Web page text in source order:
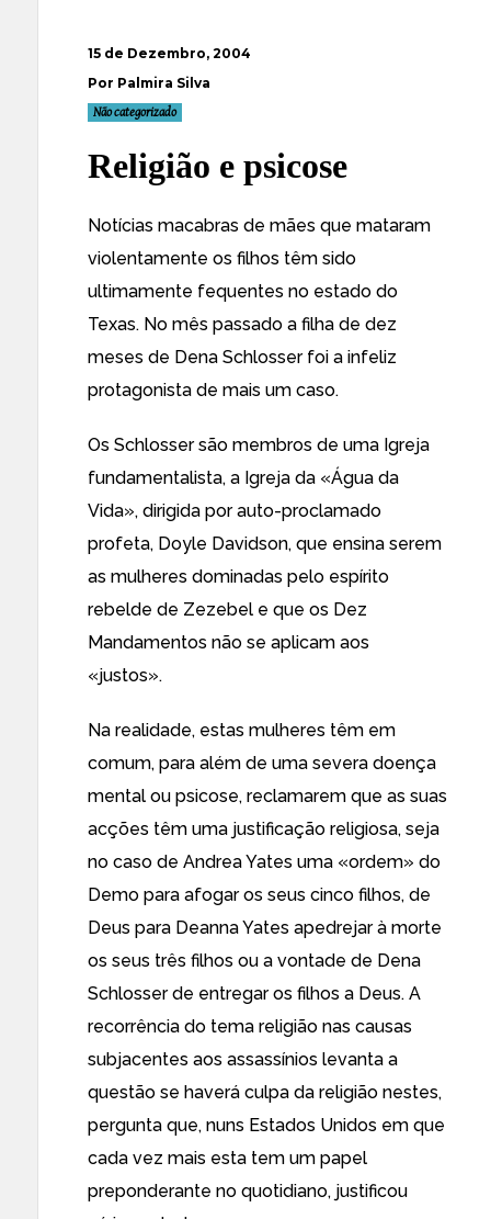
15 de Dezembro, 2004
Por Palmira Silva
Não categorizado
Religião e psicose
Notícias macabras de mães que mataram
violentamente os filhos têm sido
ultimamente fequentes no estado do
Texas. No mês passado a filha de dez
meses de Dena Schlosser foi a infeliz
protagonista de mais um caso.
Os Schlosser são membros de uma Igreja
fundamentalista, a Igreja da «Água da
Vida», dirigida por auto-proclamado
profeta, Doyle Davidson, que ensina serem
as mulheres dominadas pelo espírito
rebelde de Zezebel e que os Dez
Mandamentos não se aplicam aos
«justos».
Na realidade, estas mulheres têm em
comum, para além de uma severa doença
mental ou psicose, reclamarem que as suas
acções têm uma justificação religiosa, seja
no caso de Andrea Yates uma «ordem» do
Demo para afogar os seus cinco filhos, de
Deus para Deanna Yates apedrejar à morte
os seus três filhos ou a vontade de Dena
Schlosser de entregar os filhos a Deus. A
recorrência do tema religião nas causas
subjacentes aos assassínios levanta a
questão se haverá culpa da religião nestes,
pergunta que, nuns Estados Unidos em que
cada vez mais esta tem um papel
preponderante no quotidiano, justificou